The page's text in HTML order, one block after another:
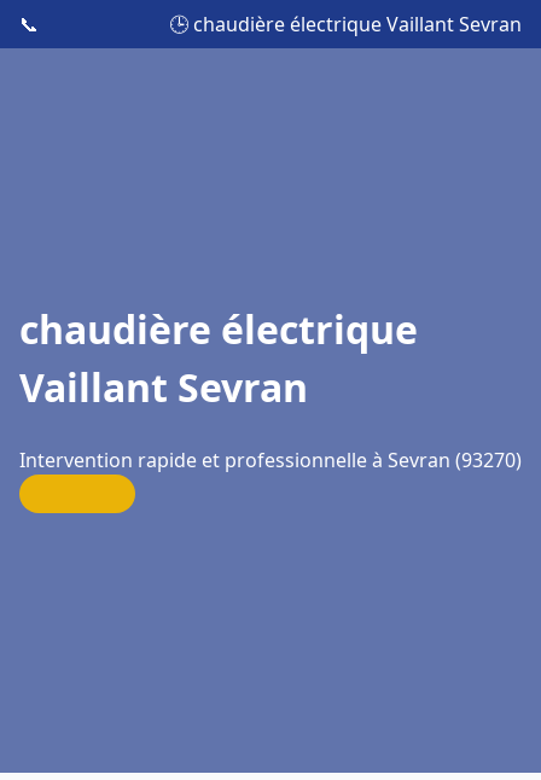
📞 🕒 chaudière électrique Vaillant Sevran
chaudière électrique
Vaillant Sevran
Intervention rapide et professionnelle à Sevran (93270)